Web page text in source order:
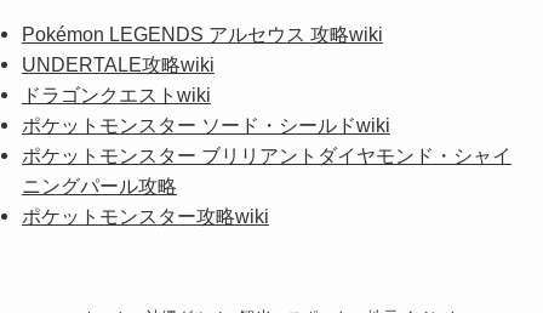
Pokémon LEGENDS アルセウス 攻略wiki
UNDERTALE攻略wiki
ドラゴンクエストwiki
ポケットモンスター ソード・シールドwiki
ポケットモンスター ブリリアントダイヤモンド・シャイ
ニングパール攻略
ポケットモンスター攻略wiki